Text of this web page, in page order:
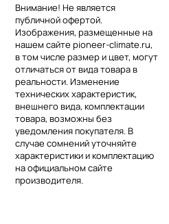
Внимание! Не является
публичной офертой.
Изображения, размещенные на
нашем сайте pioneer-climate.ru,
в том числе размер и цвет, могут
отличаться от вида товара в
реальности. Изменение
технических характеристик,
внешнего вида, комплектации
товара, возможны без
уведомления покупателя. В
случае сомнений уточняйте
характеристики и комплектацию
на официальном сайте
производителя.